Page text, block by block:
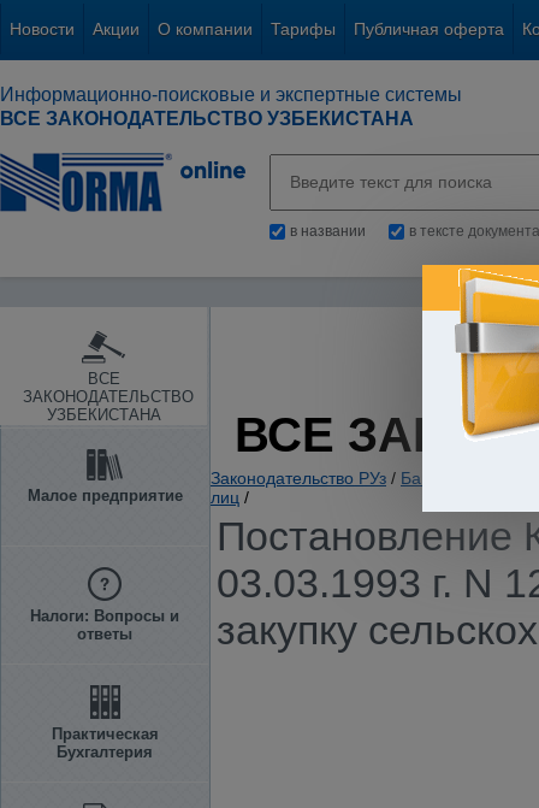
Новости Акции О компании Тарифы Публичная оферта
Информационно-поисковые и экспертные системы
ВСЕ ЗАКОНОДАТЕЛЬСТВО УЗБЕКИСТАНА
в названии в тексте документа
ВСЕ
ЗАКОНОДАТЕЛЬСТВО
УЗБЕКИСТАНА
Малое предприятие
Налоги: Вопросы и
ответы
Практическая
Бухгалтерия
ВСЕ
Законодательство РУз / Банки.
лиц /
Постановление
03.03.1993 г. N
закупку